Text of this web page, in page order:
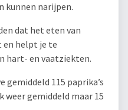
kunnen narijpen.
dat het eten van
en helpt je te
hart- en vaatziekten.
gemiddeld 115 paprika’s
weer gemiddeld maar 15